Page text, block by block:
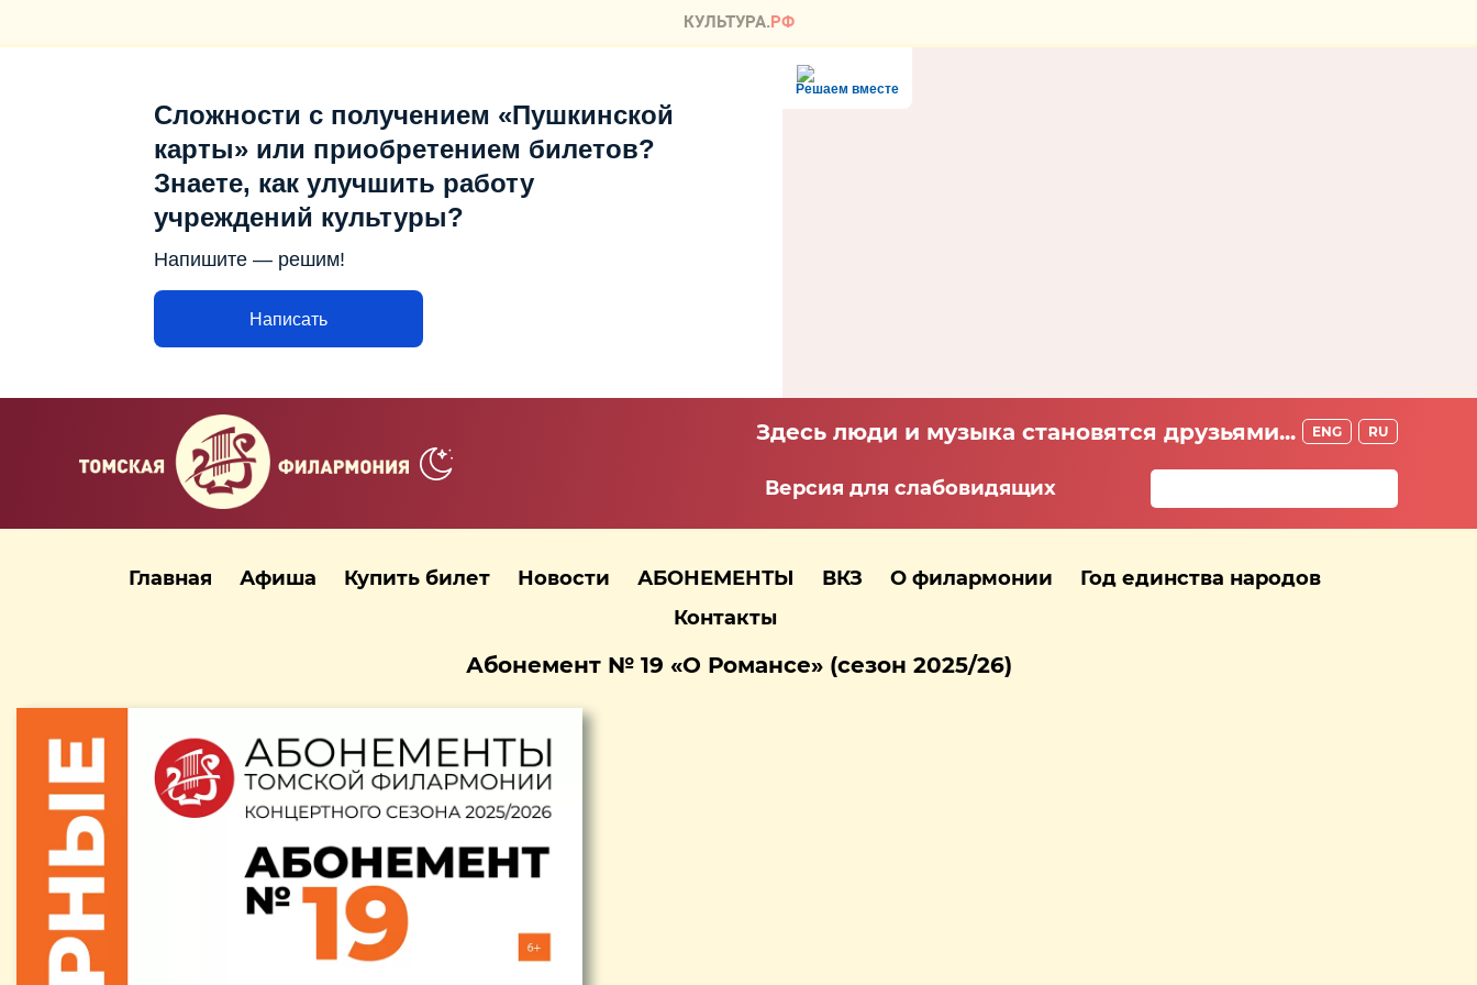
Решаем вместе
Сложности с получением «Пушкинской
карты» или приобретением билетов?
Знаете, как улучшить работу
учреждений культуры?
Напишите — решим!
Написать
Здесь люди и музыка становятся друзьями... ENG RU
Версия для слабовидящих
Главная Афиша Купить билет Новости АБОНЕМЕНТЫ ВКЗ О филармонии
Год единства народов
Контакты
Абонемент № 19 «О Романсе» (сезон 2025/26)